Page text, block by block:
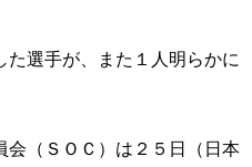
選手が、また１人明らかに
（ＳＯＣ）は２５日（日本